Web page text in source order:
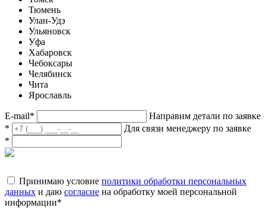
Тюмень
Улан-Удэ
Ульяновск
Уфа
Хабаровск
Чебоксары
Челябинск
Чита
Ярославль
E-mail*
Направим детали по заявке
*
Для связи менеджеру по заявке
*
Принимаю условие политики обработки персональных
данных и даю согласие на обработку моей персональной
информации*